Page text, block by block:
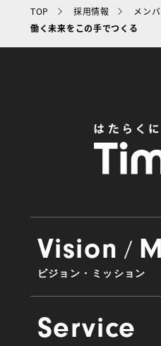
TOP 採用情報
メン
働く未来をこの手でつくる
Vision /
ビジョン・ミッション
Service